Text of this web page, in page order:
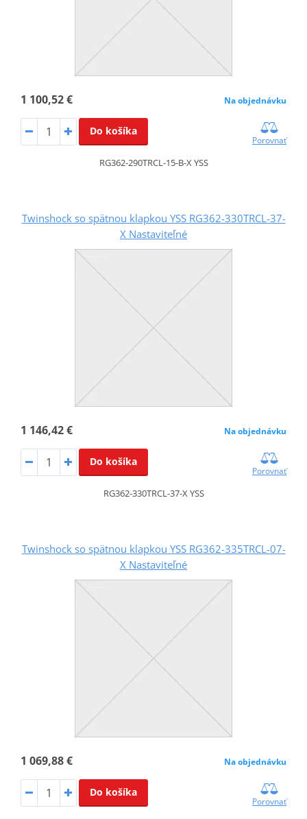
1 100,52 € Na objednávku
Do košíka
Porovnať
RG362-290TRCL-15-B-X YSS
Twinshock so spätnou klapkou YSS RG362-330TRCL-37-
X Nastaviteľné
1 146,42 € Na objednávku
Do košíka
Porovnať
RG362-330TRCL-37-X YSS
Twinshock so spätnou klapkou YSS RG362-335TRCL-07-
X Nastaviteľné
1 069,88 € Na objednávku
Do košíka
Porovnať